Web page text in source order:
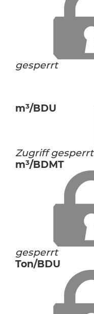
gesperrt
m³/BDU
Zugriff gesperrt
m³/BDMT
gesperrt
Ton/BDU